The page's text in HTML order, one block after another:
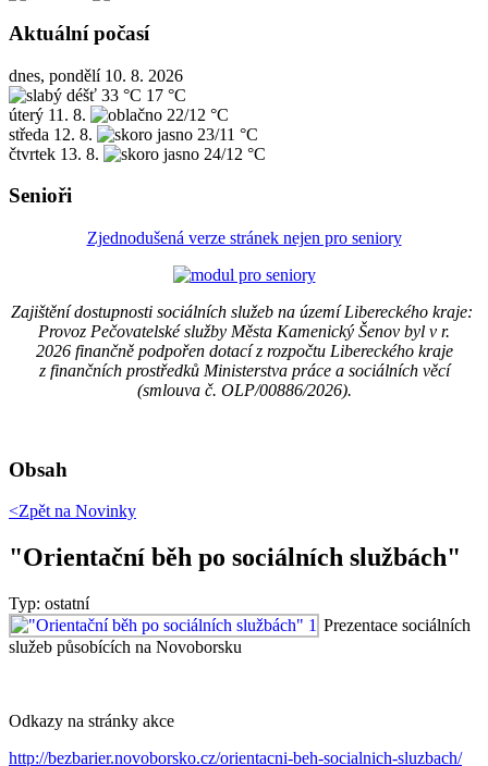
Aktuální počasí
dnes, pondělí 10. 8. 2026
33 °C 17 °C
úterý 11. 8.
22/12 °C
středa 12. 8.
23/11 °C
čtvrtek 13. 8. 24/12 °C
Senioři
Zjednodušená verze stránek nejen pro seniory
Zajištění dostupnosti sociálních služeb na území Libereckého kraje:
Provoz Pečovatelské služby Města Kamenický Šenov byl v r.
2026 finančně podpořen dotací z rozpočtu Libereckého kraje
z finančních prostředků Ministerstva práce a sociálních věcí
(smlouva č. OLP/00886/2026).
Obsah
<Zpět na Novinky
"Orientační běh po sociálních službách"
Typ: ostatní
Prezentace sociálních
služeb působících na Novoborsku
Odkazy na stránky akce
http://bezbarier.novoborsko.cz/orientacni-beh-socialnich-sluzbach/